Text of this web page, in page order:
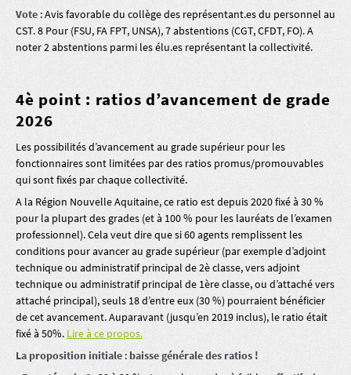
Vote : Avis favorable du collège des représentant.es du personnel au
CST. 8 Pour (FSU, FA FPT, UNSA), 7 abstentions (CGT, CFDT, FO). A
noter 2 abstentions parmi les élu.es représentant la collectivité.
4è point : ratios d’avancement de grade
2026
Les possibilités d’avancement au grade supérieur pour les
fonctionnaires sont limitées par des ratios promus/promouvables
qui sont fixés par chaque collectivité.
A la Région Nouvelle Aquitaine, ce ratio est depuis 2020 fixé à 30 %
pour la plupart des grades (et à 100 % pour les lauréats de l’examen
professionnel). Cela veut dire que si 60 agents remplissent les
conditions pour avancer au grade supérieur (par exemple d’adjoint
technique ou administratif principal de 2è classe, vers adjoint
technique ou administratif principal de 1ère classe, ou d’attaché vers
attaché principal), seuls 18 d’entre eux (30 %) pourraient bénéficier
de cet avancement. Auparavant (jusqu’en 2019 inclus), le ratio était
fixé à 50%. Lire à ce propos.
La proposition initiale :baisse générale des ratios !